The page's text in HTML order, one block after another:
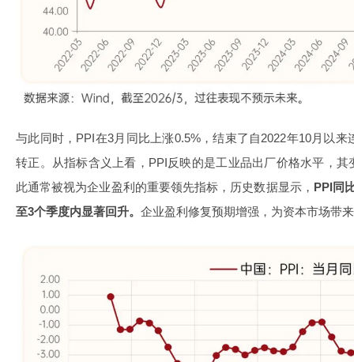
与此同时，PPI在3月同比上涨0.5%，结束了自2022年10月以
转正。从指标含义上看，PPI反映的是工业品出厂价格水平，
此通常被视为企业盈利的重要领先指标，历史数据显示， PPI同
至3个季度内显著回升。 企业盈利修复预期增强，为资本市场带